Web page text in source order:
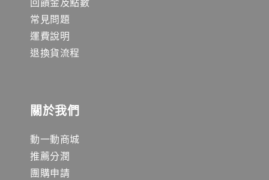
常見問題
運費說明
退換貨流程
關於我們
動一動商城
推薦分潤
團購申請